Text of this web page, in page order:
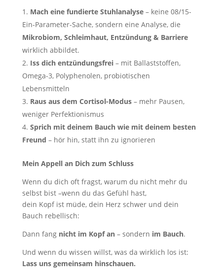
Mach eine fundierte Stuhlanalyse– keine 08/15-
Ein-Parameter-Sache, sondern eine Analyse, die
Mikrobiom, Schleimhaut, Entzündung & Barriere
wirklich abbildet.
Iss dich entzündungsfrei– mit Ballaststoffen,
Omega-3, Polyphenolen, probiotischen
Lebensmitteln
Raus aus dem Cortisol-Modus– mehr Pausen,
weniger Perfektionismus
Sprich mit deinem Bauch wie mit deinem besten
Freund – hör hin, statt ihn zu ignorieren
Mein Appell an Dich zum Schluss
Wenn du dich oft fragst, warum du nicht mehr du
selbst bist –wenn du das Gefühl hast,
dein Kopf ist müde, dein Herz schwer und dein
Bauch rebellisch:
Dann fang nicht im Kopf an– sondern im Bauch.
Und wenn du wissen willst, was da wirklich los ist:
Lass uns gemeinsam hinschauen.